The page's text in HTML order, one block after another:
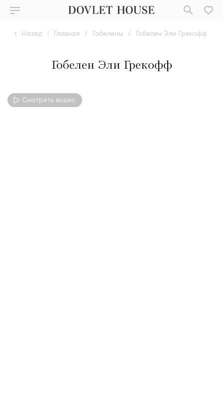
Назад | Главная / Гобелены / Гобелен Эли Грекофф
Гобелен Эли Грекофф
Смотреть видео